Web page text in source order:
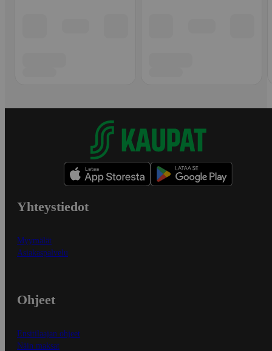
Yhteystiedot
Myymälät
Asiakaspalvelu
Ohjeet
Ensitilaajan ohjeet
Näin maksat